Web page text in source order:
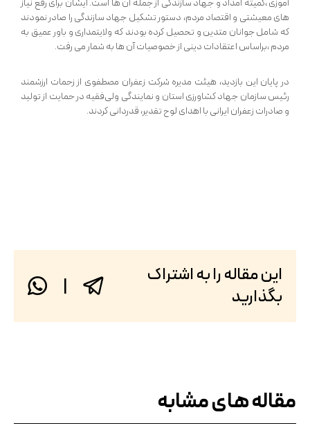
آموزی ،كمیته امداد و جهاد سازندگی از جمله آن ها است. ایشان برای رفع نیاز
های معیشتی و اقتصاد مردم، دستور تشكیل جهاد سازندگی را صادر نمودند
كه شامل جوانان متدین و تحصیل كرده بودند كه ولایتمداری و باور عمیق به
مردم ،براساس اعتقادات دینی از خصوصیات آن ها به شمار می رفت.
در پایان این بازدید، هیئت مدیره شرکت زعفران مصطفوی از زحمات ارزشمند
رئیس سازمان جهاد کشاورزی استان و نمایندگی ولی‌فقیه در حمایت از تولید
و صادرات زعفران ایرانی با اهدای لوح تقدیر، قدردانی کردند.
این مقاله را به اشتراک
بگذارید
|
مقاله های مشابه